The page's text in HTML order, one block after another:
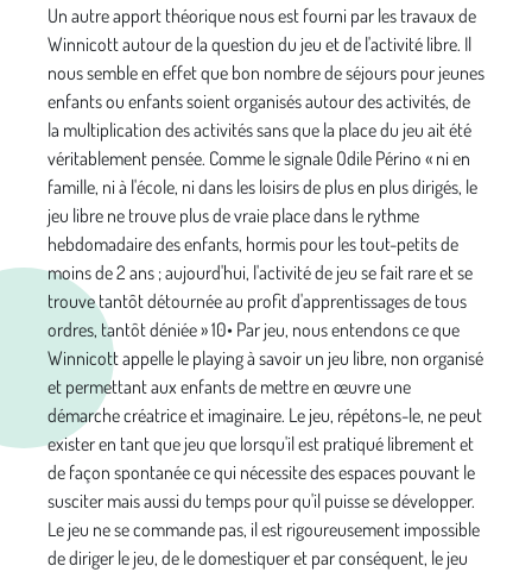
Un autre apport théorique nous est fourni par les tra­vaux de
Winnicott autour de la question du jeu et de l'activité libre. Il
nous semble en effet que bon nombre de séjours pour jeunes
enfants ou enfants soient orga­nisés autour des activités, de
la multiplication des acti­vités sans que la place du jeu ait été
véritablement pensée. Comme le signale Odile Périno « ni en
famille, ni à l'école, ni dans les loisirs de plus en plus dirigés, le
jeu libre ne trouve plus de vraie place dans le rythme
hebdomadaire des enfants, hormis pour les tout-petits de
moins de 2 ans ; aujourd'hui, l'activité de jeu se fait rare et se
trouve tantôt détournée au profit d'appren­tissages de tous
ordres, tantôt déniée » 10• Par jeu, nous entendons ce que
Winnicott appelle le playing à savoir un jeu libre, non organisé
et permettant aux enfants de mettre en œuvre une
démarche créatrice et imagi­naire. Le jeu, répétons-le, ne peut
exister en tant que jeu que lorsqu'il est pratiqué librement et
de façon spontanée ce qui nécessite des espaces pouvant le
susciter mais aussi du temps pour qu'il puisse se déve­lopper.
Le jeu ne se commande pas, il est rigoureuse­ment impossible
de diriger le jeu, de le domestiquer et par conséquent, le jeu